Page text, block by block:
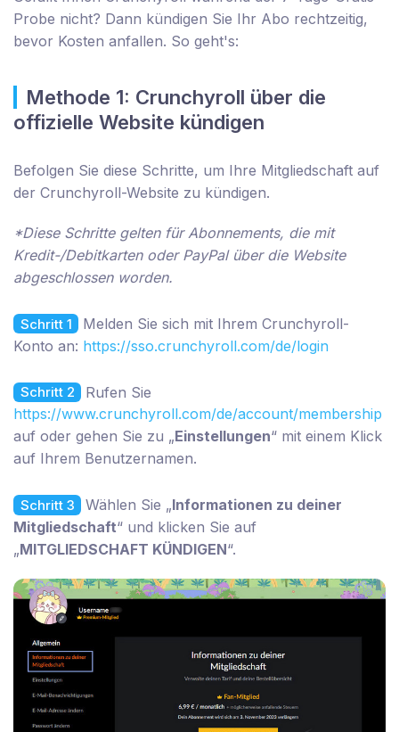
Probe nicht? Dann kündigen Sie Ihr Abo rechtzeitig,
bevor Kosten anfallen. So geht's:
Methode 1: Crunchyroll über die
offizielle Website kündigen
Befolgen Sie diese Schritte, um Ihre Mitgliedschaft auf
der Crunchyroll-Website zu kündigen.
*Diese Schritte gelten für Abonnements, die mit
Kredit-/Debitkarten oder PayPal über die Website
abgeschlossen worden.
Schritt 1
Melden Sie sich mit Ihrem Crunchyroll-
Konto an: https://sso.crunchyroll.com/de/login
Schritt 2
Rufen Sie
https://www.crunchyroll.com/de/account/membership
auf oder gehen Sie zu „Einstellungen“ mit einem Klick
auf Ihrem Benutzernamen.
Schritt 3 Wählen Sie „Informationen zu deiner
Mitgliedschaft“ und klicken Sie auf
„MITGLIEDSCHAFT KÜNDIGEN“.